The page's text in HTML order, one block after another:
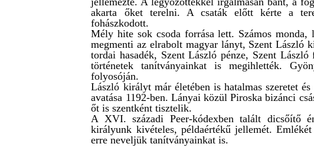
akarta őket terelni. A csaták előtt kérte a
fohászkodott.
Mély hite sok csoda forrása lett. Számos monda,
megmenti az elrabolt magyar lányt, Szent László
tordai hasadék, Szent László pénze, Szent
történetek tanítványainkat is megihlették.
folyosóján.
László királyt már életében is hatalmas szeretet
avatása 1192-ben. Lányai közül Piroska bizánci
őt is szentként tisztelik.
A XVI. századi Peer-kódexben talált dicsőítő
királyunk kivételes, példaértékű jellemét.
erre neveljük tanítványainkat is.